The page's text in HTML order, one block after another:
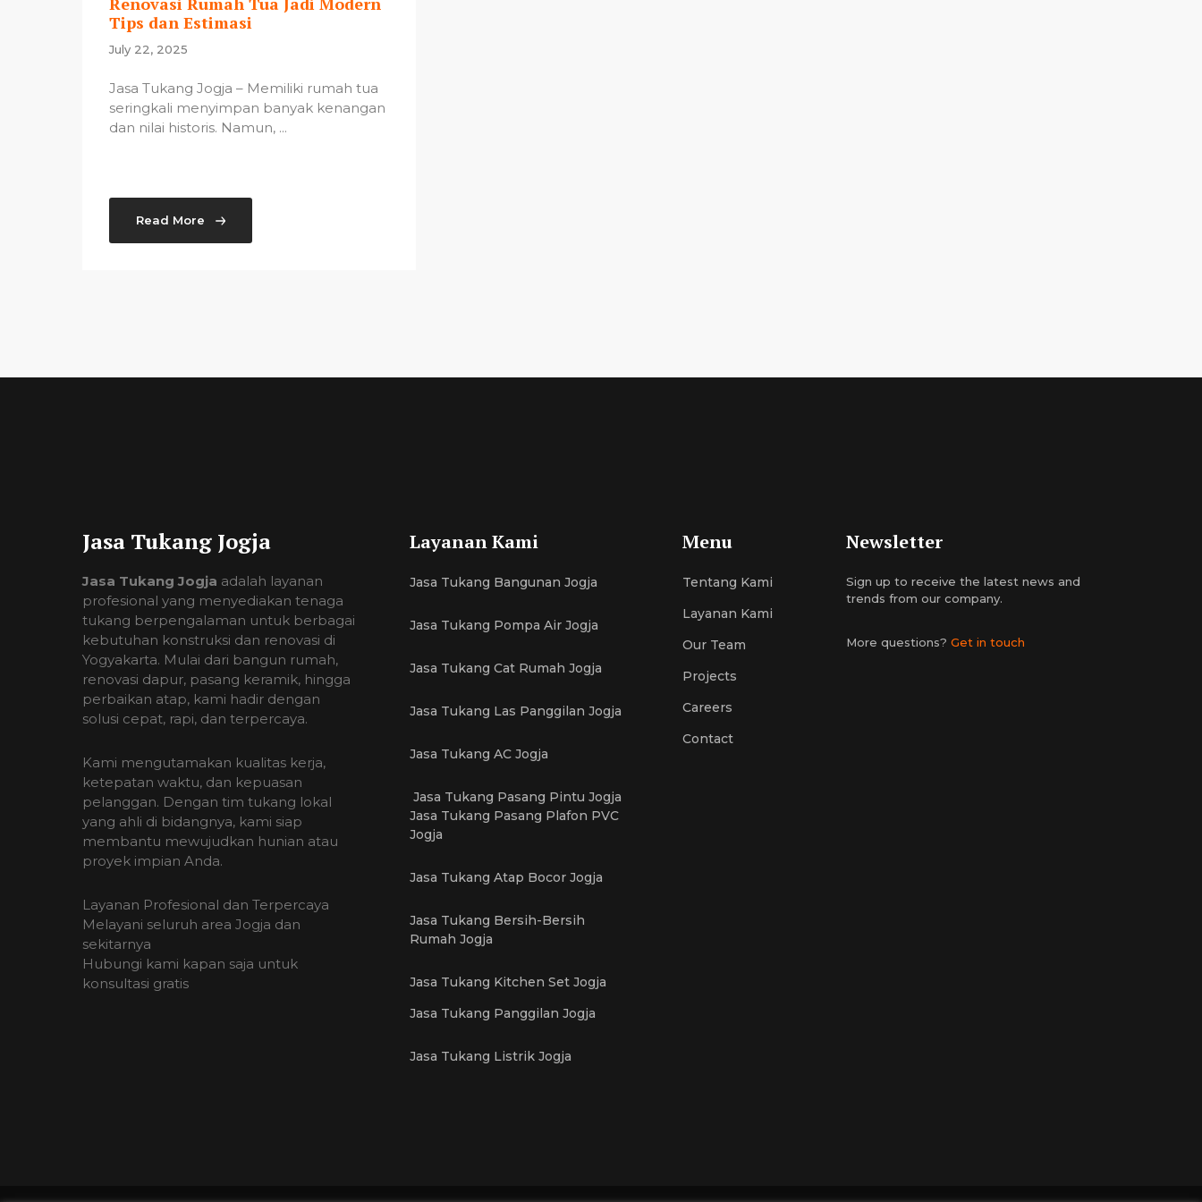
Tips dan Estimasi
July 22, 2025
Jasa Tukang Jogja – Memiliki rumah tua
seringkali menyimpan banyak kenangan
dan nilai historis. Namun, ...
Read More
Jasa Tukang Jogja
Jasa Tukang Jogja adalah layanan
profesional yang menyediakan tenaga
tukang berpengalaman untuk berbagai
kebutuhan konstruksi dan renovasi di
Yogyakarta. Mulai dari bangun rumah,
renovasi dapur, pasang keramik, hingga
perbaikan atap, kami hadir dengan
solusi cepat, rapi, dan terpercaya.
Kami mengutamakan kualitas kerja,
ketepatan waktu, dan kepuasan
pelanggan. Dengan tim tukang lokal
yang ahli di bidangnya, kami siap
membantu mewujudkan hunian atau
proyek impian Anda.
Layanan Profesional dan Terpercaya
Melayani seluruh area Jogja dan
sekitarnya
Hubungi kami kapan saja untuk
konsultasi gratis
Layanan Kami
Jasa Tukang Bangunan Jogja
Jasa Tukang Pompa Air Jogja
Jasa Tukang Cat Rumah Jogja
Jasa Tukang Las Panggilan Jogja
Jasa Tukang AC Jogja
Jasa Tukang Pasang Pintu Jogja
Jasa Tukang Pasang Plafon PVC
Jogja
Jasa Tukang Atap Bocor Jogja
Jasa Tukang Bersih-Bersih
Rumah Jogja
Jasa Tukang Kitchen Set Jogja
Jasa Tukang Panggilan Jogja
Jasa Tukang Listrik Jogja
Menu
Tentang Kami
Layanan Kami
Our Team
Projects
Careers
Contact
Newsletter
Sign up to receive the latest news and
trends from our company.
More questions? Get in touch